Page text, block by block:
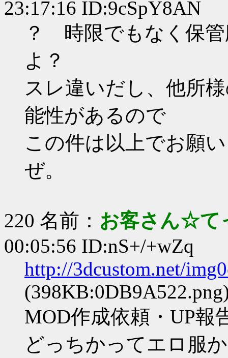
23:17:16 ID:9cSpY8AN
？ 時限でもなく保
よ？
スレ違いだし、他所
能性があるので
この件は以上でお願
ぜ。
220 名前： お客さん☆て
00:05:56 ID:nS+/+wZq
http://3dcustom.net/
MOD作成依頼・UP報
どっちかってエロ服